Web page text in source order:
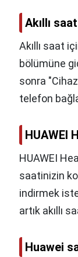
Akıllı
Akıllı saat
bölümüne
sonra
telefon
HUAWEI
HUAWEI
saatinizin
indirmek
artık akıllı
Huawei